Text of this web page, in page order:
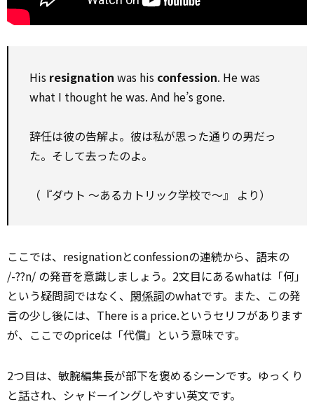
His resignation was his confession. He was
what I thought he was. And he’s gone.
辞任は彼の告解よ。彼は私が思った通りの男だっ
た。そして去ったのよ。
（『ダウト ～あるカトリック学校で～』 より）
ここでは、resignationとconfessionの連続から、語末の
/-??n/ の発音を意識しましょう。2文目にあるwhatは「何」
という疑問詞ではなく、 関係詞のwhatです。また、この発
言の少し後には、There is a price.というセリフがあります
が、ここでのpriceは「代償」という意味です。
2つ目は、敏腕編集長が部下を褒めるシーンです。ゆっくり
と話され、シャドーイングしやすい英文です。